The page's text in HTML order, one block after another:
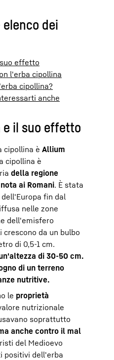
dei
effetto
l'erba cipollina
cipollina?
anche
e il suo effetto
cipollina è Allium
cipollina è
della regione
ai Romani. È stata
fin dal
nelle zone
dell'emisfero
da un bulbo
di 0,5-1 cm.
di 30-50 cm.
di un terreno
nutritive.
le proprietà
nutrizionale
soprattutto
anche contro il mal
del Medioevo
positivi dell'erba